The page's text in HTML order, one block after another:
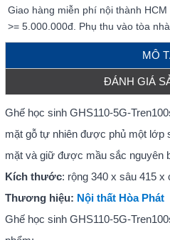
Giao hàng miễn phí nội thành
>= 5.000.000đ. Phụ thu vào tòa
MÔ
ĐÁNH GIÁ
Ghế học sinh GHS110-5G-
mặt gỗ tự nhiên được phủ một lớp
mặt và giữ được mầu sắc nguyên
Kích thước: rộng 340 x sâu 415 x
Thương hiệu: Nội thất Hòa Phát
Ghế học sinh GHS110-5G-